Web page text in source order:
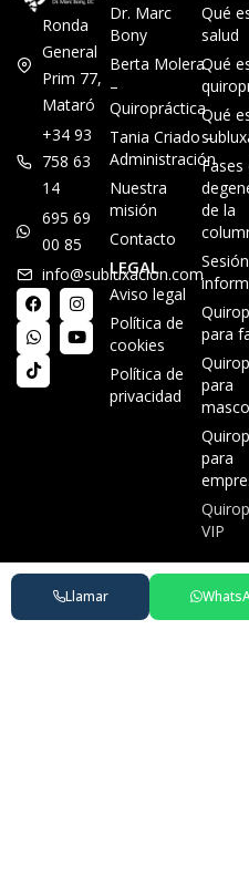
Ronda
General
Prim 77,
Mataró
+34 93
758 63
14
695 69
00 85
info@subluxacion.com
Dr. Marc
Bony
Berta Molera
–
Quiropráctica
Tania Criado –
Administración
Nuestra
misión
Contacto
LEGAL
Aviso legal
Política de
cookies
Política de
privacidad
Qué
salud
Qué
Qué
Fases
de la
Sesión
para
para
para
VIP
Llamar